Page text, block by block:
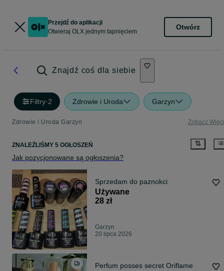
Przejdź do aplikacji
Otwieraj OLX jednym tapnięciem
Otwórz
Znajdź coś dla siebie
Filtry·2 Zdrowie i Uroda Garzyn
Zdrowie i Uroda Garzyn Zobacz
ZNALEŹLIŚMY 5 OGŁOSZEŃ
Jak pozycjonowane są ogłoszenia?
Sprzedam do paznokci
Używane
28 zł
Garzyn
20 lipca 2026
Perfum posses secret Oriflame